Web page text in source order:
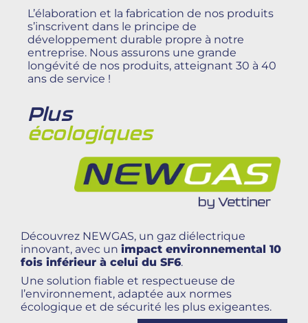
L’élaboration et la fabrication de nos produits
s’inscrivent dans le principe de
développement durable propre à notre
entreprise. Nous assurons une grande
longévité de nos produits, atteignant 30 à 40
ans de service !
Plus
écologiques
Découvrez NEWGAS, un gaz diélectrique
innovant, avec un impact environnemental 10
fois inférieur à celui du SF6.
Une solution fiable et respectueuse de
l’environnement, adaptée aux normes
écologique et de sécurité les plus exigeantes.